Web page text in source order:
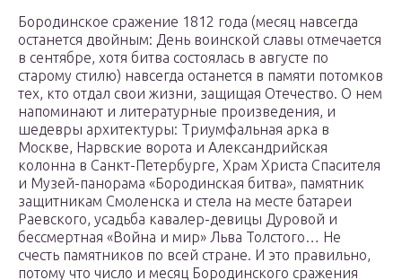
Бородинское сражение 1812 года (месяц навсегда
останется двойным: День воинской славы отмечается
в сентябре, хотя битва состоялась в августе по
старому стилю) навсегда останется в памяти потомков
тех, кто отдал свои жизни, защищая Отечество. О нем
напоминают и литературные произведения, и
шедевры архитектуры: Триумфальная арка в
Москве, Нарвские ворота и Александрийская
колонна в Санкт-Петербурге, Храм Христа Спасителя
и Музей-панорама «Бородинская битва», памятник
защитникам Смоленска и стела на месте батареи
Раевского, усадьба кавалер-девицы Дуровой и
бессмертная «Война и мир» Льва Толстого… Не
счесть памятников по всей стране. И это правильно,
потому что число и месяц Бородинского сражения